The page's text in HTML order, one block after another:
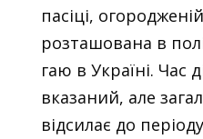
пасіці,
розташована в
гаю в Україні. Час
вказаний, але
відсилає до